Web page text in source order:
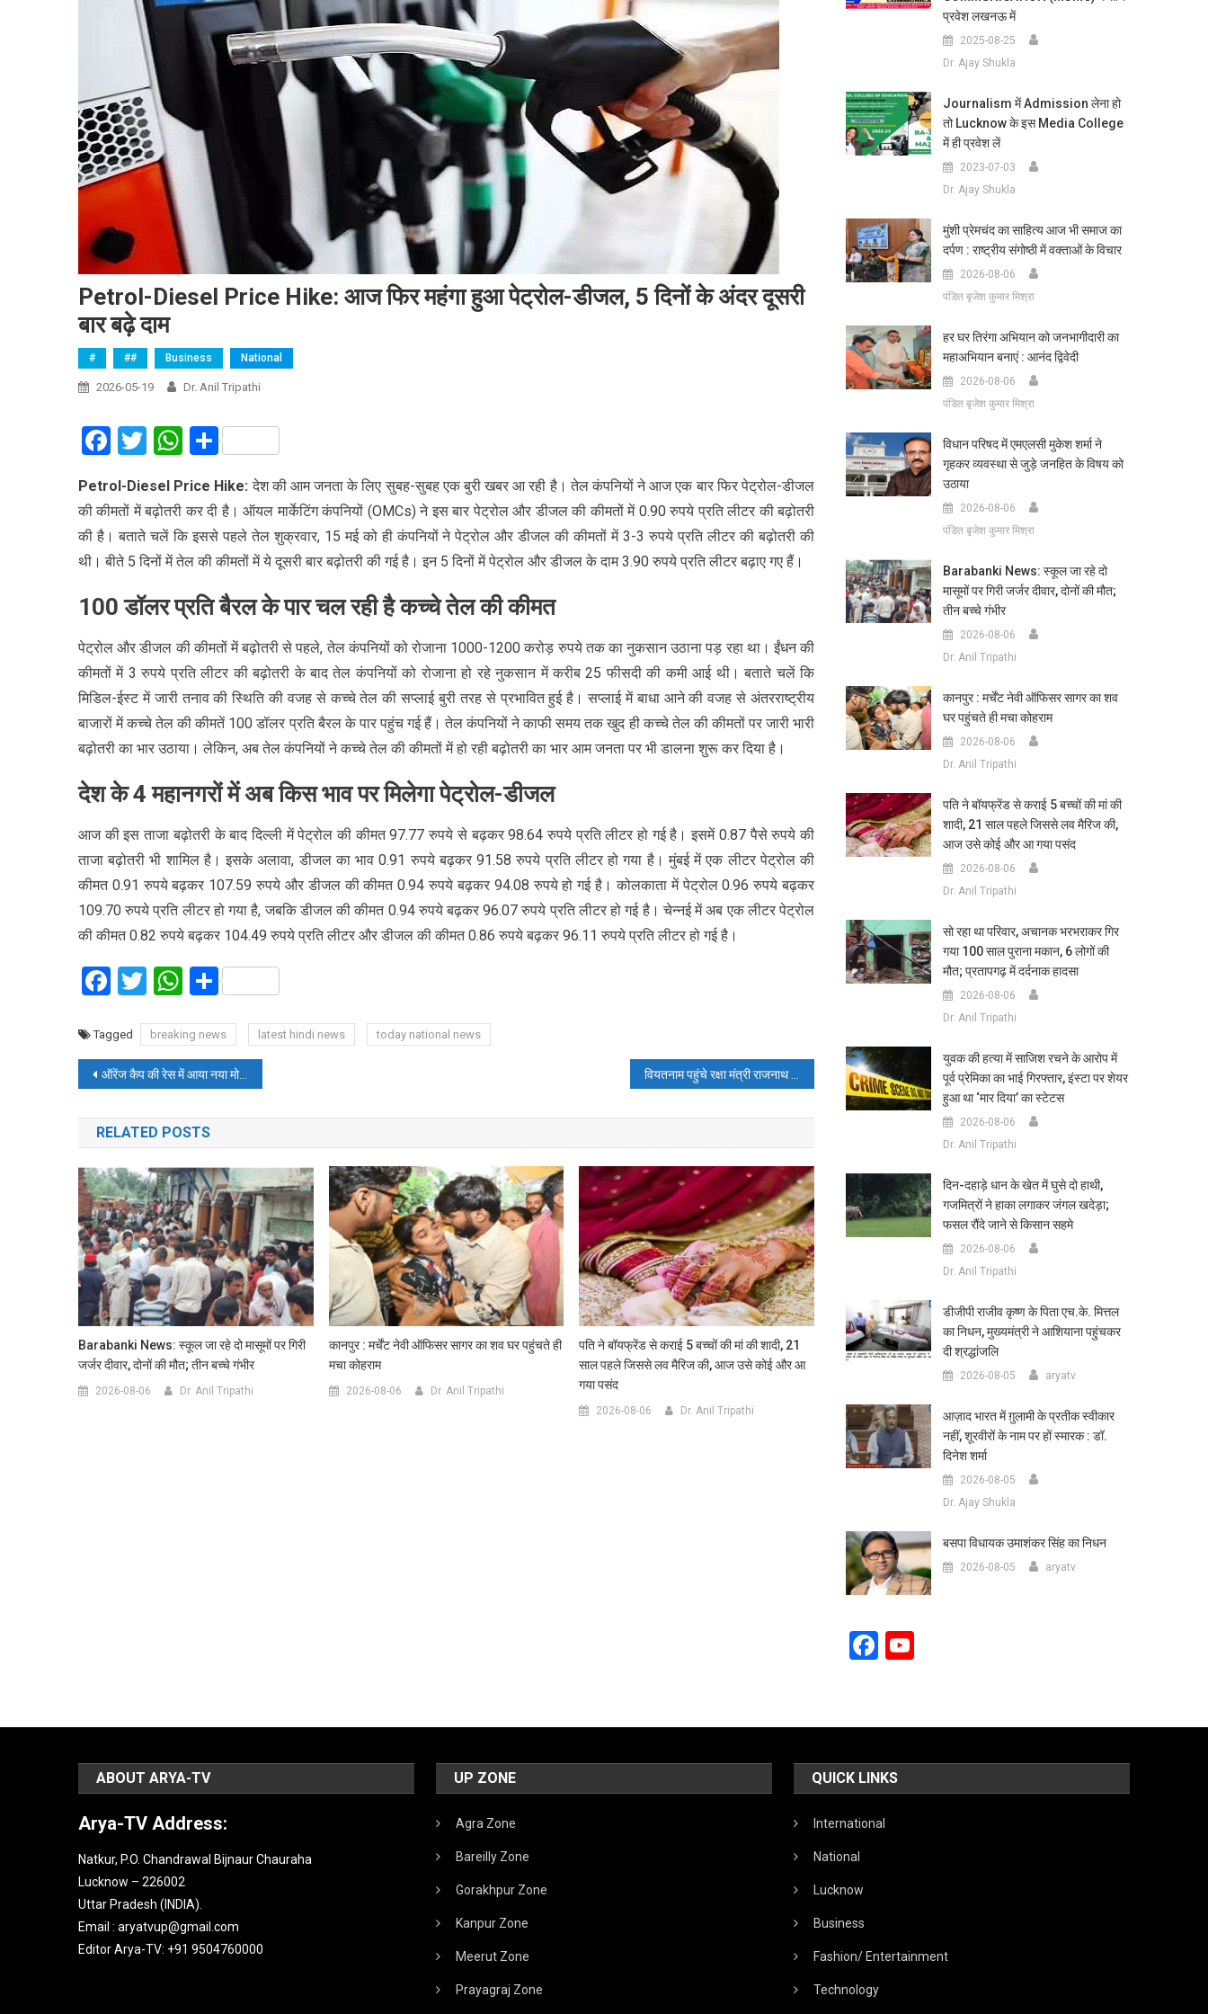
Petrol-Diesel Price Hike: आज फिर महंगा हुआ पेट्रोल-डीजल, 5 दिनों के अंदर दूसरी
बार बढ़े दाम
# ## Business National
2026-05-19 Dr. Anil Tripathi
Facebook
TwitterWhatsApp
Share
Petrol-Diesel Price Hike:देश की आम जनता के लिए सुबह-सुबह एक बुरी खबर आ रही है। तेल कंपनियों ने आज एक बार फिर पेट्रोल-डीजल
की कीमतों में बढ़ोतरी कर दी है। ऑयल मार्केटिंग कंपनियों (OMCs) ने इस बार पेट्रोल और डीजल की कीमतों में 0.90 रुपये प्रति लीटर की बढ़ोतरी
की है। बताते चलें कि इससे पहले तेल शुक्रवार, 15 मई को ही कंपनियों ने पेट्रोल और डीजल की कीमतों में 3-3 रुपये प्रति लीटर की बढ़ोतरी की
थी। बीते 5 दिनों में तेल की कीमतों में ये दूसरी बार बढ़ोतरी की गई है। इन 5 दिनों में पेट्रोल और डीजल के दाम 3.90 रुपये प्रति लीटर बढ़ाए गए हैं।
100 डॉलर प्रति बैरल के पार चल रही है कच्चे तेल की कीमत
पेट्रोल और डीजल की कीमतों में बढ़ोतरी से पहले, तेल कंपनियों को रोजाना 1000-1200 करोड़ रुपये तक का नुकसान उठाना पड़ रहा था। ईंधन की
कीमतों में 3 रुपये प्रति लीटर की बढ़ोतरी के बाद तेल कंपनियों को रोजाना हो रहे नुकसान में करीब 25 फीसदी की कमी आई थी। बताते चलें कि
मिडिल-ईस्ट में जारी तनाव की स्थिति की वजह से कच्चे तेल की सप्लाई बुरी तरह से प्रभावित हुई है। सप्लाई में बाधा आने की वजह से अंतरराष्ट्रीय
बाजारों में कच्चे तेल की कीमतें 100 डॉलर प्रति बैरल के पार पहुंच गई हैं। तेल कंपनियों ने काफी समय तक खुद ही कच्चे तेल की कीमतों पर जारी भारी
बढ़ोतरी का भार उठाया। लेकिन, अब तेल कंपनियों ने कच्चे तेल की कीमतों में हो रही बढ़ोतरी का भार आम जनता पर भी डालना शुरू कर दिया है।
देश के 4 महानगरों में अब किस भाव पर मिलेगा पेट्रोल-डीजल
आज की इस ताजा बढ़ोतरी के बाद दिल्ली में पेट्रोल की कीमत 97.77 रुपये से बढ़कर 98.64 रुपये प्रति लीटर हो गई है। इसमें 0.87 पैसे रुपये की
ताजा बढ़ोतरी भी शामिल है। इसके अलावा, डीजल का भाव 0.91 रुपये बढ़कर 91.58 रुपये प्रति लीटर हो गया है। मुंबई में एक लीटर पेट्रोल की
कीमत 0.91 रुपये बढ़कर 107.59 रुपये और डीजल की कीमत 0.94 रुपये बढ़कर 94.08 रुपये हो गई है। कोलकाता में पेट्रोल 0.96 रुपये बढ़कर
109.70 रुपये प्रति लीटर हो गया है, जबकि डीजल की कीमत 0.94 रुपये बढ़कर 96.07 रुपये प्रति लीटर हो गई है। चेन्नई में अब एक लीटर पेट्रोल
की कीमत 0.82 रुपये बढ़कर 104.49 रुपये प्रति लीटर और डीजल की कीमत 0.86 रुपये बढ़कर 96.11 रुपये प्रति लीटर हो गई है।
Facebook
TwitterWhatsApp
Share
Tagged breaking news latest hindi news today national news
Post
navigation
ऑरेंज कैप की रेस में आया नया मोड़, टॉप का बल्लेबाज बदला, तीन खिलाड़ी 550 के पार
RELATED POSTS
Barabanki News: स्कूल जा रहे दो मासूमों पर गिरी
जर्जर दीवार, दोनों की मौत; तीन बच्चे गंभीर
2026-08-06 Dr. Anil Tripathi
कानपुर : मर्चेंट नेवी ऑफिसर सागर का शव घर पहुंचते ही
मचा कोहराम
2026-08-06 Dr. Anil Tripathi
पति ने बॉयफ्रेंड से कराई 5 बच्चों की मां की शादी, 21
साल पहले जिससे लव मैरिज की, आज उसे कोई और आ
गया पसंद
2026-08-06 Dr. Anil Tripathi
प्रवेश लखनऊ में
2025-08-25
Dr. Ajay Shukla
Journalism में Admission लेना हो
तो Lucknow के इस Media College
में ही प्रवेश लें
2023-07-03
Dr. Ajay Shukla
मुंशी प्रेमचंद का साहित्य आज भी समाज का
दर्पण : राष्ट्रीय संगोष्ठी में वक्ताओं के विचार
2026-08-06
पंडित बृजेश कुमार मिश्रा
हर घर तिरंगा अभियान को जनभागीदारी का
महाअभियान बनाएं : आनंद द्विवेदी
2026-08-06
पंडित बृजेश कुमार मिश्रा
विधान परिषद में एमएलसी मुकेश शर्मा ने
गृहकर व्यवस्था से जुड़े जनहित के विषय को
उठाया
2026-08-06
पंडित बृजेश कुमार मिश्रा
Barabanki News: स्कूल जा रहे दो
मासूमों पर गिरी जर्जर दीवार, दोनों की मौत;
तीन बच्चे गंभीर
2026-08-06
Dr. Anil Tripathi
कानपुर : मर्चेंट नेवी ऑफिसर सागर का शव
घर पहुंचते ही मचा कोहराम
2026-08-06
Dr. Anil Tripathi
पति ने बॉयफ्रेंड से कराई 5 बच्चों की मां की
शादी, 21 साल पहले जिससे लव मैरिज की,
आज उसे कोई और आ गया पसंद
2026-08-06
Dr. Anil Tripathi
सो रहा था परिवार, अचानक भरभराकर गिर
गया 100 साल पुराना मकान, 6 लोगों की
मौत; प्रतापगढ़ में दर्दनाक हादसा
2026-08-06
Dr. Anil Tripathi
युवक की हत्या में साजिश रचने के आरोप में
पूर्व प्रेमिका का भाई गिरफ्तार, इंस्टा पर शेयर
हुआ था ‘मार दिया’ का स्टेटस
2026-08-06
Dr. Anil Tripathi
दिन-दहाड़े धान के खेत में घुसे दो हाथी,
गजमित्रों ने हाका लगाकर जंगल खदेड़ा;
फसल रौंदे जाने से किसान सहमे
2026-08-06
Dr. Anil Tripathi
डीजीपी राजीव कृष्ण के पिता एच.के. मित्तल
का निधन, मुख्यमंत्री ने आशियाना पहुंचकर
दी श्रद्धांजलि
2026-08-05 aryatv
आज़ाद भारत में ग़ुलामी के प्रतीक स्वीकार
नहीं, शूरवीरों के नाम पर हों स्मारक : डॉ.
दिनेश शर्मा
2026-08-05
Dr. Ajay Shukla
बसपा विधायक उमाशंकर सिंह का निधन
2026-08-05 aryatv
Facebook
ABOUT ARYA-TV
Arya-TV Address:
Natkur, P.O. Chandrawal Bijnaur Chauraha
Lucknow – 226002
Uttar Pradesh (INDIA).
Email : aryatvup@gmail.com
Editor Arya-TV: +91 9504760000
UP ZONE
Agra Zone
Bareilly Zone
Gorakhpur Zone
Kanpur Zone
Meerut Zone
Prayagraj Zone
QUICK LINKS
International
National
Lucknow
Business
Fashion/ Entertainment
Technology